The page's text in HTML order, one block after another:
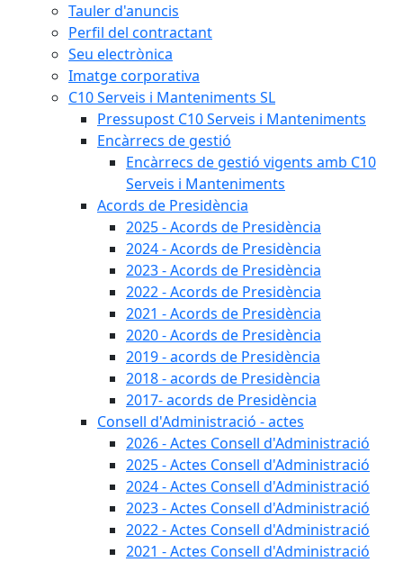
Tauler d'anuncis
Perfil del contractant
Seu electrònica
Imatge corporativa
C10 Serveis i Manteniments SL
Pressupost C10 Serveis i Manteniments
Encàrrecs de gestió
Encàrrecs de gestió vigents amb C10
Serveis i Manteniments
Acords de Presidència
2025 - Acords de Presidència
2024 - Acords de Presidència
2023 - Acords de Presidència
2022 - Acords de Presidència
2021 - Acords de Presidència
2020 - Acords de Presidència
2019 - acords de Presidència
2018 - acords de Presidència
2017- acords de Presidència
Consell d'Administració - actes
2026 - Actes Consell d'Administració
2025 - Actes Consell d'Administració
2024 - Actes Consell d'Administració
2023 - Actes Consell d'Administració
2022 - Actes Consell d'Administració
2021 - Actes Consell d'Administració